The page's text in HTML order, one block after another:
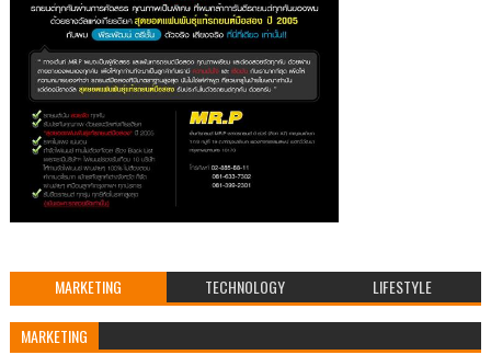
MARKETING TECHNOLOGY LIFESTYLE
MARKETING